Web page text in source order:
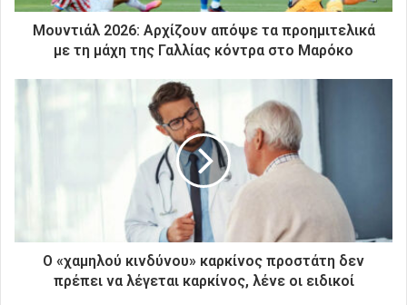
τ
Μουντιάλ 2026: Αρχίζουν απόψε τα προημιτελικά
με τη μάχη της Γαλλίας κόντρα στο Μαρόκο
Ο «χαμηλού κινδύνου» καρκίνος προστάτη δεν
πρέπει να λέγεται καρκίνος, λένε οι ειδικοί